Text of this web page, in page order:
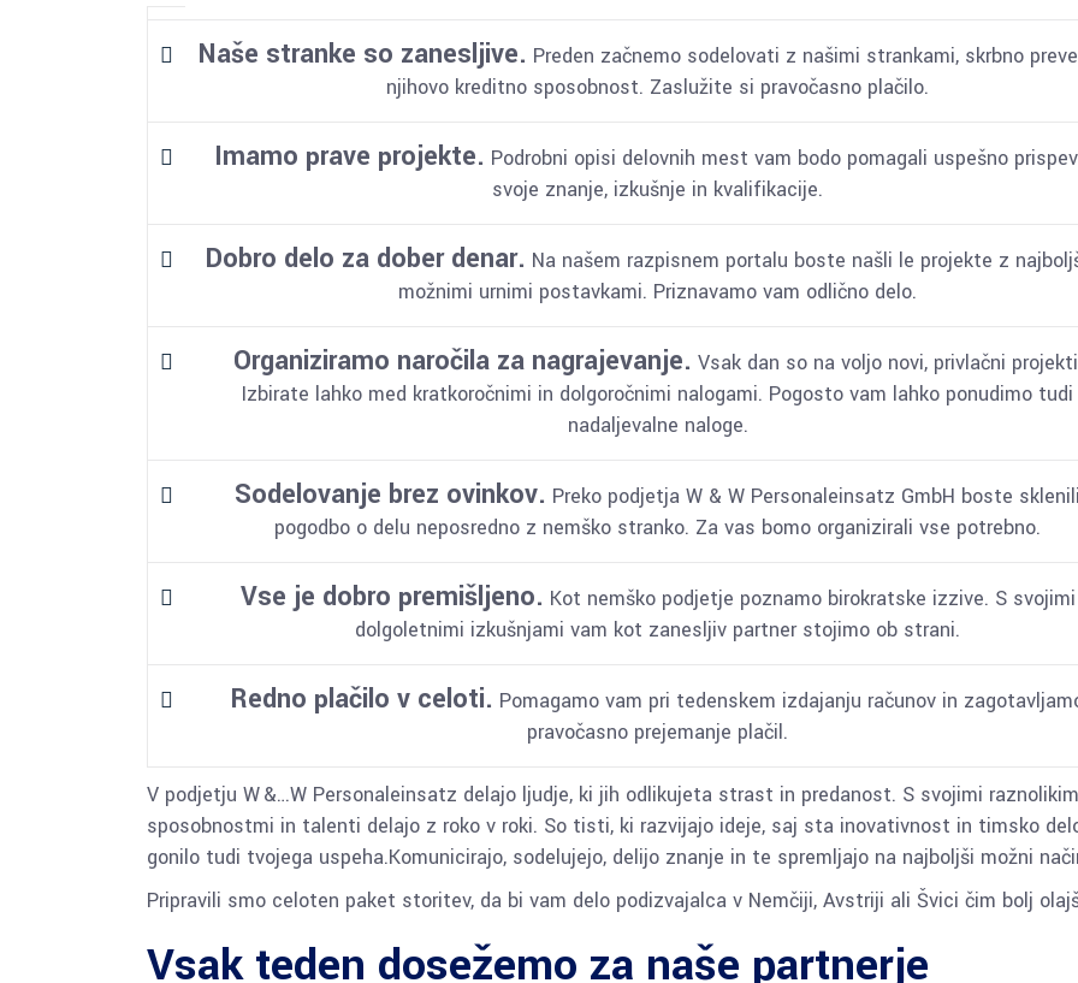
Naše stranke so zanesljive. Preden začnemo sodelovati z našimi strankami, skrbno
njihovo kreditno sposobnost. Zaslužite si pravočasno plačilo.
Imamo prave projekte. Podrobni opisi delovnih mest vam bodo pomagali uspešno
svoje znanje, izkušnje in kvalifikacije.
Dobro delo za dober denar. Na našem razpisnem portalu boste našli le projekte z
možnimi urnimi postavkami. Priznavamo vam odlično delo.
Organiziramo naročila za nagrajevanje. Vsak dan so na voljo novi, privlačni
Izbirate lahko med kratkoročnimi in dolgoročnimi nalogami. Pogosto vam lahko ponudimo tudi
nadaljevalne naloge.
Sodelovanje brez ovinkov. Preko podjetja W & W Personaleinsatz GmbH boste sklenili
pogodbo o delu neposredno z nemško stranko. Za vas bomo organizirali vse potrebno.
Vse je dobro premišljeno. Kot nemško podjetje poznamo birokratske izzive. S svojimi
dolgoletnimi izkušnjami vam kot zanesljiv partner stojimo ob strani.
Redno plačilo v celoti. Pomagamo vam pri tedenskem izdajanju računov in
pravočasno prejemanje plačil.
V podjetju W &…W Personaleinsatz delajo ljudje, ki jih odlikujeta strast in predanost. S svojimi
sposobnostmi in talenti delajo z roko v roki. So tisti, ki razvijajo ideje, saj sta inovativnost in timsko
gonilo tudi tvojega uspeha.Komunicirajo, sodelujejo, delijo znanje in te spremljajo na najboljši možni
Pripravili smo celoten paket storitev, da bi vam delo podizvajalca v Nemčiji, Avstriji ali Švici čim bolj
Vsak teden dosežemo za naše partnerje